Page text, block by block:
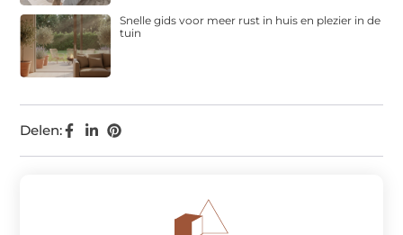
Delen:
Snelle gids voor meer rust in huis en plezier in de
tuin